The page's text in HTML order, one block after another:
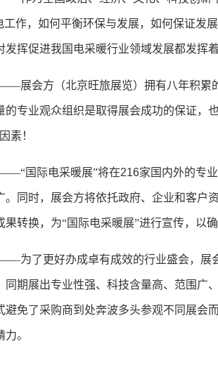
工作，如何平衡环保与发展，如何保证发
发挥促进我国电采暖行业领域发展都发挥
展会方（北京旺旅展览）拥有八年积累
的专业观众组织是取得展会成功的保证，
素！
国际电采暖展”将在216家国内外的专
。同时，展会方将依托政府、企业和客户
果转换，为“国际电采暖展”进行宣传，以
为了更好办成卓有成效的行业盛会，展
同期展出专业性强、科技含量高、范围广
避免了采购商到处奔波多头参观不同展会
。